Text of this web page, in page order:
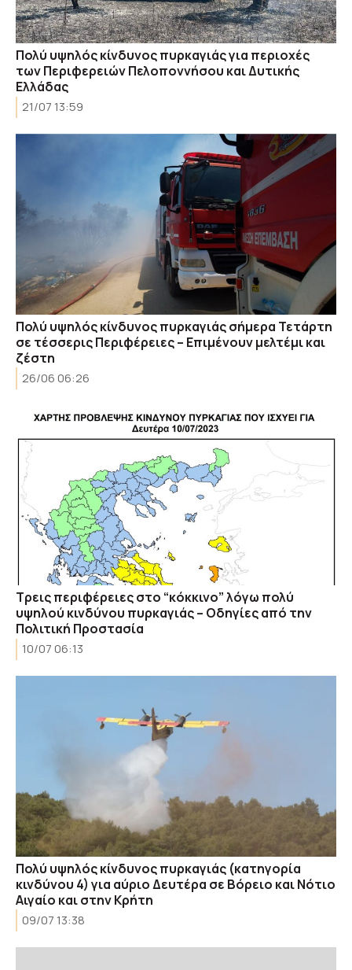
Πολύ υψηλός κίνδυνος πυρκαγιάς για περιοχές
των Περιφερειών Πελοποννήσου και Δυτικής
Ελλάδας
21/07 13:59
Πολύ υψηλός κίνδυνος πυρκαγιάς σήμερα Τετάρτη
σε τέσσερις Περιφέρειες – Επιμένουν μελτέμι και
ζέστη
26/06 06:26
Τρεις περιφέρειες στο “κόκκινο” λόγω πολύ
υψηλού κινδύνου πυρκαγιάς – Οδηγίες από την
Πολιτική Προστασία
10/07 06:13
Πολύ υψηλός κίνδυνος πυρκαγιάς (κατηγορία
κινδύνου 4) για αύριο Δευτέρα σε Βόρειο και Νότιο
Αιγαίο και στην Κρήτη
09/07 13:38